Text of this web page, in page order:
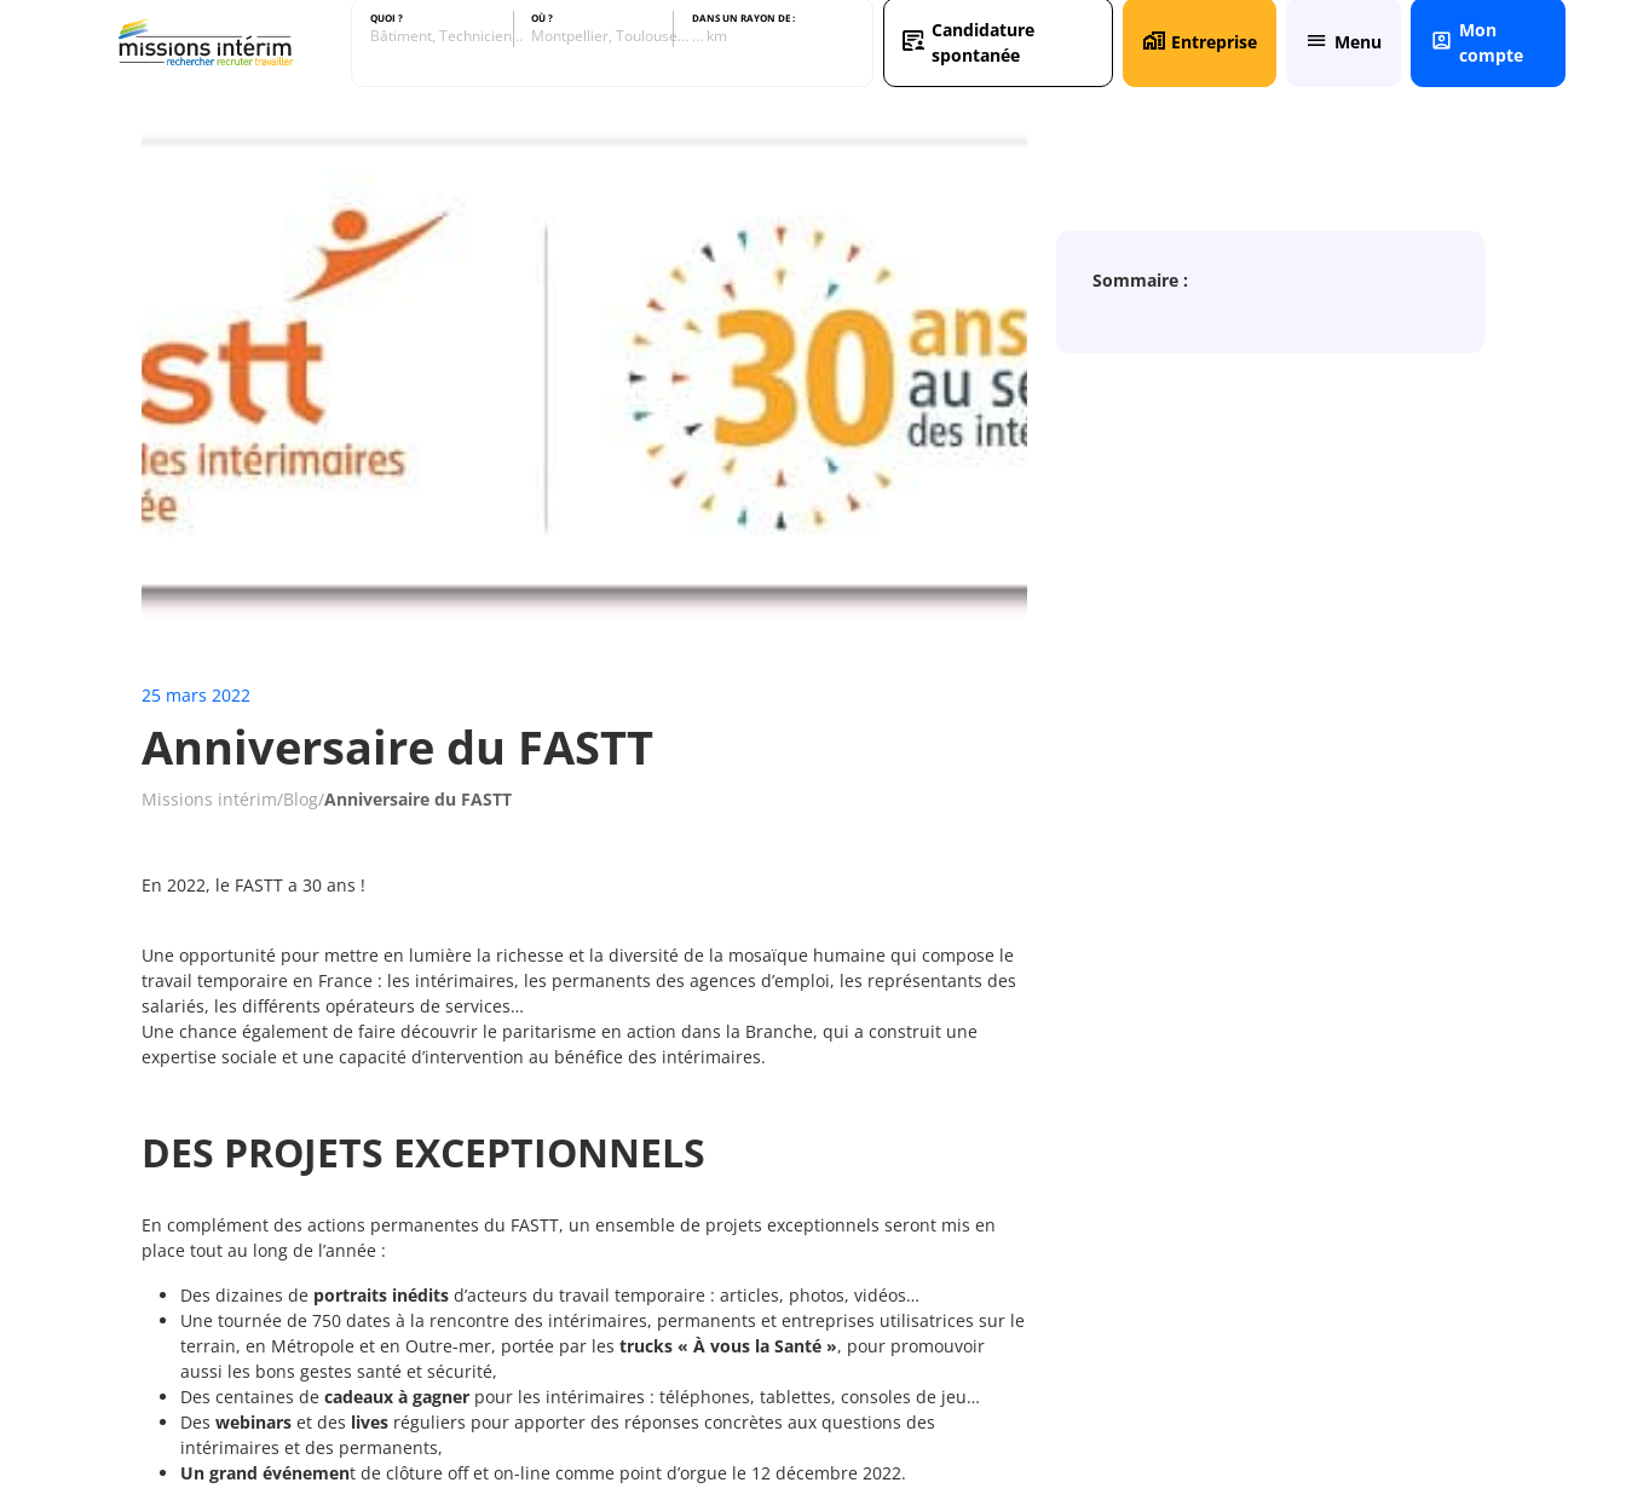
QUOI ?
Bâtiment, Technicien…
OÙ ?
Montpellier, Toulouse…
DANS UN RAYON DE :
… km
Candidature
spontanée
Entreprise Menu
Mon
compte
25 mars 2022
Anniversaire du FASTT
Missions intérim/Blog/Anniversaire du FASTT
En 2022, le FASTT a 30 ans !
Une opportunité pour mettre en lumière la richesse et la diversité de la mosaïque humaine qui compose le
travail temporaire en France : les intérimaires, les permanents des agences d’emploi, les représentants des
salariés, les différents opérateurs de services…
Une chance également de faire découvrir le paritarisme en action dans la Branche, qui a construit une
expertise sociale et une capacité d’intervention au bénéfice des intérimaires.
DES PROJETS EXCEPTIONNELS
En complément des actions permanentes du FASTT, un ensemble de projets exceptionnels seront mis en
place tout au long de l’année :
Des dizaines de portraits inédits d’acteurs du travail temporaire : articles, photos, vidéos…
Une tournée de 750 dates à la rencontre des intérimaires, permanents et entreprises utilisatrices sur le
terrain, en Métropole et en Outre-mer, portée par les trucks « À vous la Santé », pour promouvoir
aussi les bons gestes santé et sécurité,
Des centaines de cadeaux à gagner pour les intérimaires : téléphones, tablettes, consoles de jeu…
Des webinars et des lives réguliers pour apporter des réponses concrètes aux questions des
intérimaires et des permanents,
Un grand événement de clôture off et on-line comme point d’orgue le 12 décembre 2022.
Sommaire :